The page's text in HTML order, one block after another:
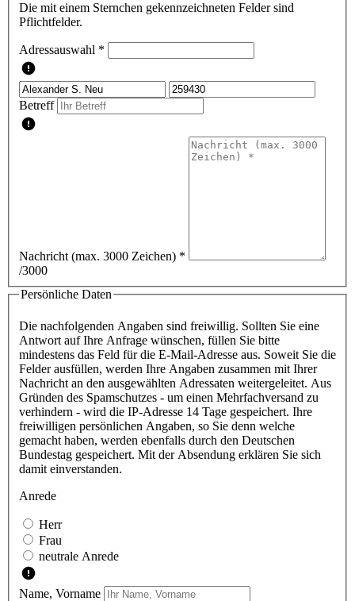
Die mit einem Sternchen gekennzeichneten Felder sind
Pflichtfelder.
Adressauswahl *
Betreff
Nachricht (max. 3000 Zeichen) *
/3000
Persönliche Daten
Die nachfolgenden Angaben sind freiwillig. Sollten Sie eine
Antwort auf Ihre Anfrage wünschen, füllen Sie bitte
mindestens das Feld für die E-Mail-Adresse aus. Soweit Sie die
Felder ausfüllen, werden Ihre Angaben zusammen mit Ihrer
Nachricht an den ausgewählten Adressaten weitergeleitet. Aus
Gründen des Spamschutzes - um einen Mehrfachversand zu
verhindern - wird die IP-Adresse 14 Tage gespeichert. Ihre
freiwilligen persönlichen Angaben, so Sie denn welche
gemacht haben, werden ebenfalls durch den Deutschen
Bundestag gespeichert. Mit der Absendung erklären Sie sich
damit einverstanden.
Anrede
Herr
Frau
neutrale Anrede
Name, Vorname